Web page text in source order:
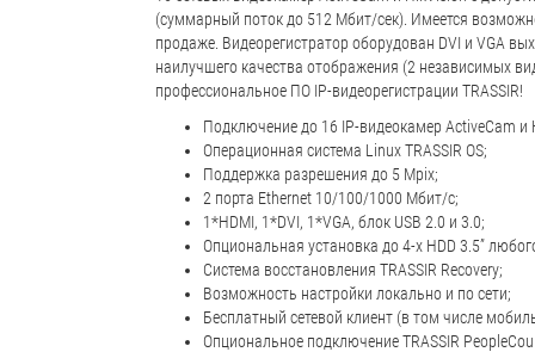
(суммарный поток до 512 Мбит/сек). Имеется
продаже. Видеорегистратор оборудован DVI и VGA
наилучшего качества отображения (2 независимых
профессиональное ПО IP-видеорегистрации TRASSIR!
Подключение до 16 IP-видеокамер ActiveCam и
Операционная система Linux TRASSIR OS;
Поддержка разрешения до 5 Mpix;
2 порта Ethernet 10/100/1000 Мбит/с;
1*HDMI, 1*DVI, 1*VGA, блок USB 2.0 и 3.0;
Опциональная установка до 4-х HDD 3.5”
Система восстановления TRASSIR Recovery;
Возможность настройки локально и по сети;
Бесплатный сетевой клиент (в том числе
Опциональное подключение TRASSIR